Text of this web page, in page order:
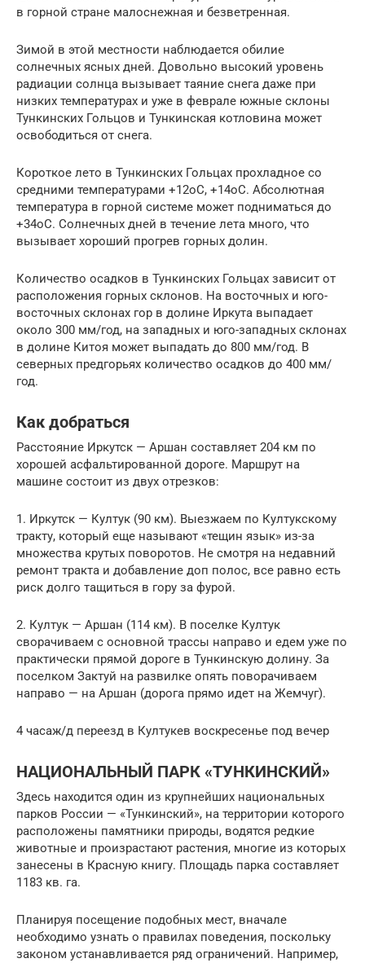
в горной стране малоснежная и безветренная.
Зимой в этой местности наблюдается обилие
солнечных ясных дней. Довольно высокий уровень
радиации солнца вызывает таяние снега даже при
низких температурах и уже в феврале южные склоны
Тункинских Гольцов и Тункинская котловина может
освободиться от снега.
Короткое лето в Тункинских Гольцах прохладное со
средними температурами +12оС, +14оС. Абсолютная
температура в горной системе может подниматься до
+34оС. Солнечных дней в течение лета много, что
вызывает хороший прогрев горных долин.
Количество осадков в Тункинских Гольцах зависит от
расположения горных склонов. На восточных и юго-
восточных склонах гор в долине Иркута выпадает
около 300 мм/год, на западных и юго-западных склонах
в долине Китоя может выпадать до 800 мм/год. В
северных предгорьях количество осадков до 400 мм/
год.
Как добраться
Расстояние Иркутск — Аршан составляет 204 км по
хорошей асфальтированной дороге. Маршрут на
машине состоит из двух отрезков:
1. Иркутск — Култук (90 км). Выезжаем по Култукскому
тракту, который еще называют «тещин язык» из-за
множества крутых поворотов. Не смотря на недавний
ремонт тракта и добавление доп полос, все равно есть
риск долго тащиться в гору за фурой.
2. Култук — Аршан (114 км). В поселке Култук
сворачиваем с основной трассы направо и едем уже по
практически прямой дороге в Тункинскую долину. За
поселком Зактуй на развилке опять поворачиваем
направо — на Аршан (дорога прямо идет на Жемчуг).
4 часаж/д переезд в Култукев воскресенье под вечер
НАЦИОНАЛЬНЫЙ ПАРК «ТУНКИНСКИЙ»
Здесь находится один из крупнейших национальных
парков России — «Тункинский», на территории которого
расположены памятники природы, водятся редкие
животные и произрастают растения, многие из которых
занесены в Красную книгу. Площадь парка составляет
1183 кв. га.
Планируя посещение подобных мест, вначале
необходимо узнать о правилах поведения, поскольку
законом устанавливается ряд ограничений. Например,